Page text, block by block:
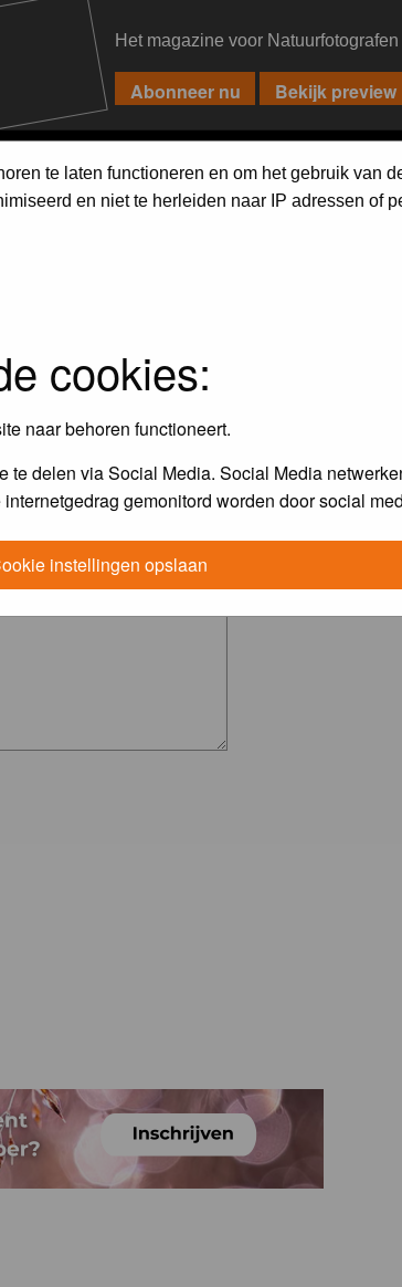
Het magazine voor Natuurfotografen
te laten functioneren en om het gebruik van
en niet te herleiden naar IP adressen of
cookies:
naar behoren functioneert.
te delen via Social Media. Social Media
gemonitord worden door social
instellingen opslaan